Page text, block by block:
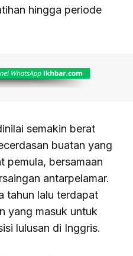
hingga periode
semakin berat
buatan yang
pemula, bersamaan
antarpelamar.
tahun lalu terdapat
yang masuk untuk
lulusan di Inggris.